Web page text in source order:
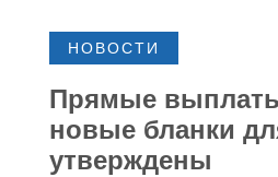
НОВОСТИ
Прямые
новые бланки
утверждены